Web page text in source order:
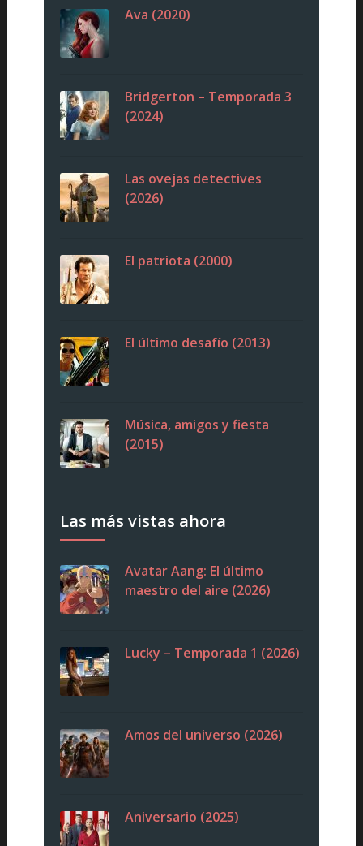
Ava (2020)
Bridgerton – Temporada 3
(2024)
Las ovejas detectives
(2026)
El patriota (2000)
El último desafío (2013)
Música, amigos y fiesta
(2015)
Las más vistas ahora
Avatar Aang: El último
maestro del aire (2026)
Lucky – Temporada 1 (2026)
Amos del universo (2026)
Aniversario (2025)